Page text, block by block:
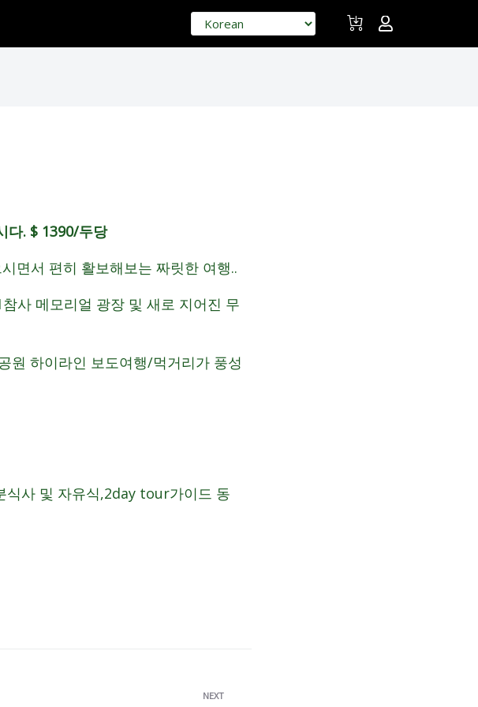
다. $ 1390/두당
면서 편히 활보해보는 짜릿한 여행..
사 메모리얼 광장 및 새로 지어진 무
원 하이라인 보도여행/먹거리가 풍성
식사 및 자유식,2day tour가이드 동
NEXT